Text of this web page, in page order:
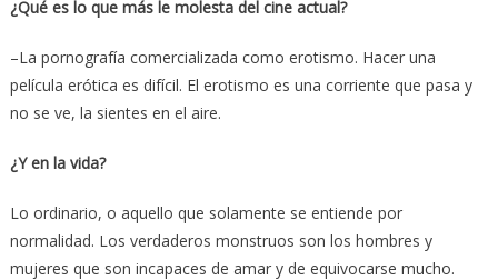
¿Qué es lo que más le molesta del cine actual?
–La pornografía comercializada como erotismo. Hacer una
película erótica es difícil. El erotismo es una corriente que pasa y
no se ve, la sientes en el aire.
¿Y en la vida?
Lo ordinario, o aquello que solamente se entiende por
normalidad. Los verdaderos monstruos son los hombres y
mujeres que son incapaces de amar y de equivocarse mucho.